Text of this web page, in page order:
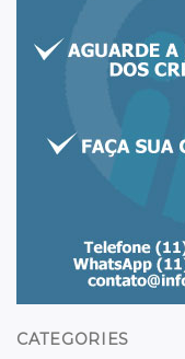
CATEGORIES